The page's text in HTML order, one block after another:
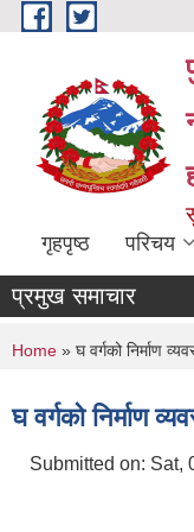
Skip to main content
गृहपृष्ठ परिचय
प्रमुख समाचार
You are
Home » घ वर्गको निर्माण
घ वर्गको निर्माण
Submitted on: Sat,